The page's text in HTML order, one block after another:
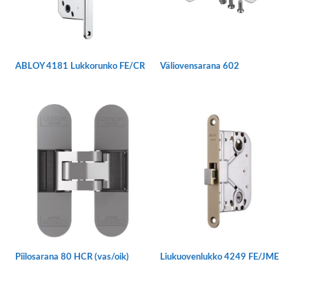
ABLOY 4181 Lukkorunko FE/CR Väliovensarana 602
Piilosarana 80 HCR (vas/oik) Liukuovenlukko 4249 FE/JME